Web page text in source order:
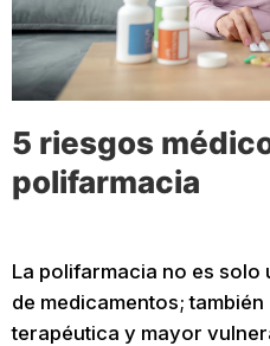
5 riesgos
polifarmacia
La polifarmacia no es solo
de medicamentos;
terapéutica y mayor